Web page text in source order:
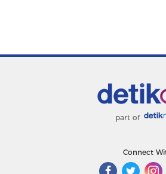
part of
Connect